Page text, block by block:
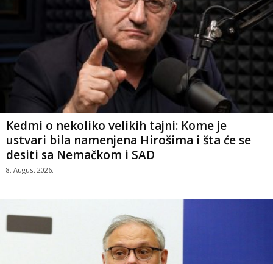
Kedmi o nekoliko velikih tajni: Kome je
ustvari bila namenjena Hirošima i šta će se
desiti sa Nemačkom i SAD
8. August 2026.